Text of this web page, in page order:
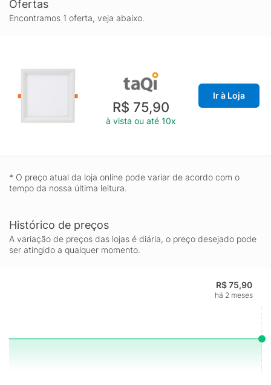
Ofertas
Encontramos 1 oferta, veja abaixo.
R$ 75,90
à vista ou até 10x
Ir à Loja
* O preço atual da loja online pode variar de acordo com o
tempo da nossa última leitura.
Histórico de preços
A variação de preços das lojas é diária, o preço desejado pode
ser atingido a qualquer momento.
R$ 75,90
há 2 meses